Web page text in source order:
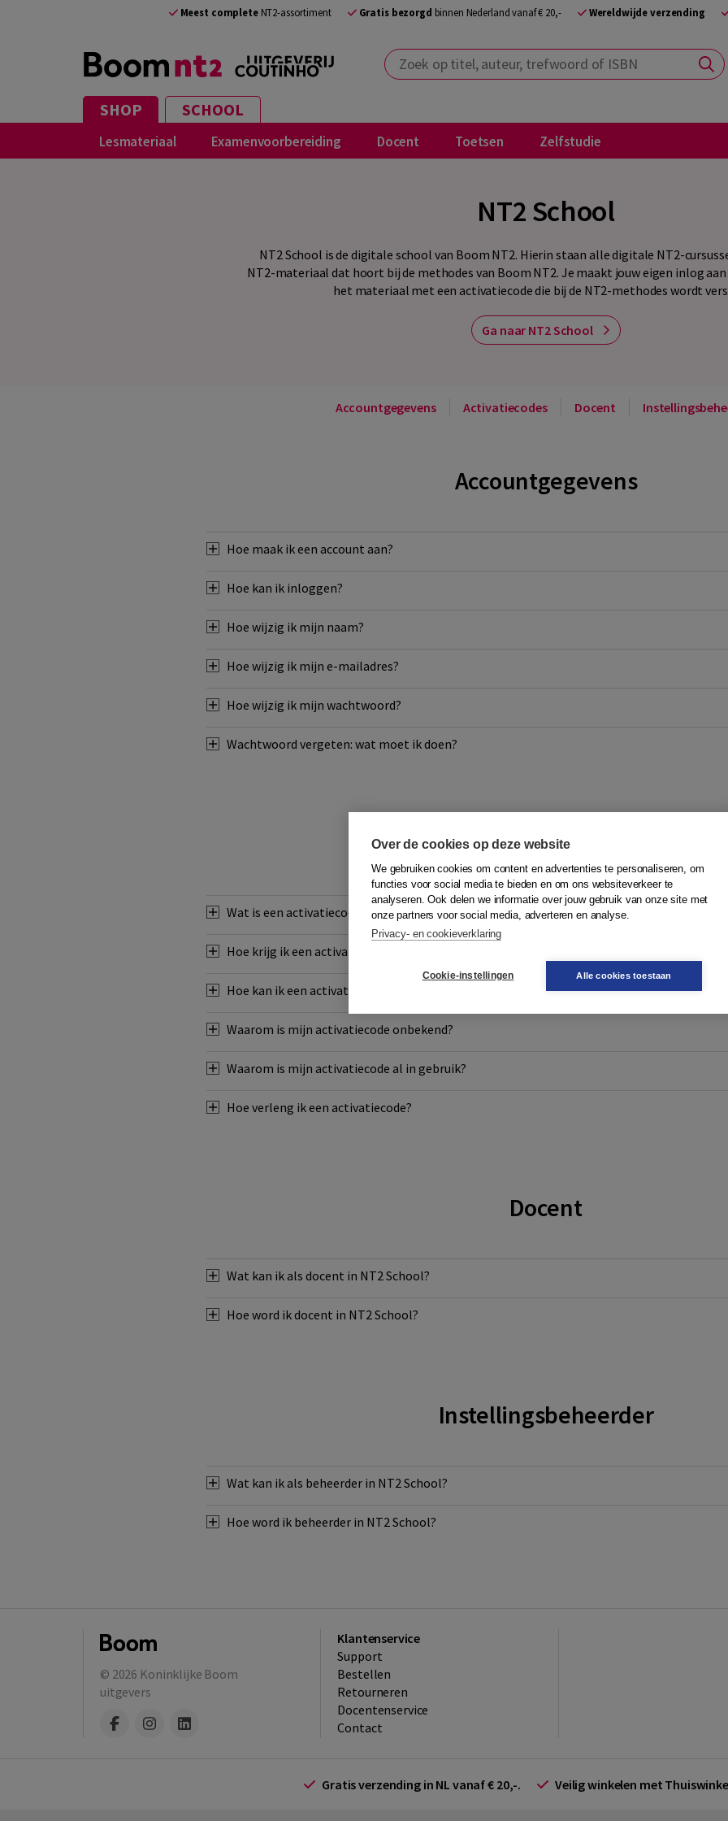
Meest completeNT2-assortiment Gratis bezorgd binnen Nederland vanaf € 20,- Wereldwijde verzending
Zoek op titel, auteur, trefwoord of ISBN
SHOP SCHOOL
Lesmateriaal Examenvoorbereiding Docent Toetsen Zelfstudie
NT2 School
NT2 School is de digitale school van Boom NT2. Hierin staan alle digitale NT2-
NT2-materiaal dat hoort bij de methodes van Boom NT2. Je maakt jouw eigen inlog
het materiaal met een activatiecode die bij de NT2-methodes wordt
Ga naar NT2 School
Accountgegevens Activatiecodes Docent
Accountgegevens
Hoe maak ik een account aan?
Hoe kan ik inloggen?
Hoe wijzig ik mijn naam?
Hoe wijzig ik mijn e-mailadres?
Hoe wijzig ik mijn wachtwoord?
Wachtwoord vergeten: wat moet ik doen?
Activatiecodes
Wat is een activatiecode?
Hoe krijg ik een activatiecode?
Hoe kan ik een activatiecode activeren?
Waarom is mijn activatiecode onbekend?
Waarom is mijn activatiecode al in gebruik?
Hoe verleng ik een activatiecode?
Docent
Wat kan ik als docent in NT2 School?
Hoe word ik docent in NT2 School?
Instellingsbeheerder
Wat kan ik als beheerder in NT2 School?
Hoe word ik beheerder in NT2 School?
© 2026 Koninklijke Boom
uitgevers
Klantenservice
Support
Bestellen
​Retourneren
Docentenservice
Contact
Gratis verzending in NL vanaf € 20,-. Veilig winkelen met
Over de cookies op deze website
We gebruiken cookies om content en advertenties te personaliseren, om
functies voor social media te bieden en om ons websiteverkeer te
analyseren. Ook delen we informatie over jouw gebruik van onze site met
onze partners voor social media, adverteren en analyse.
Privacy- en cookieverklaring
Cookie-instellingen Alle cookies toestaan